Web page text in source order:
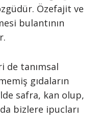
Özefajit ve
bulantının
de tanımsal
gıdaların
safra, kan olup,
bizlere ipucları